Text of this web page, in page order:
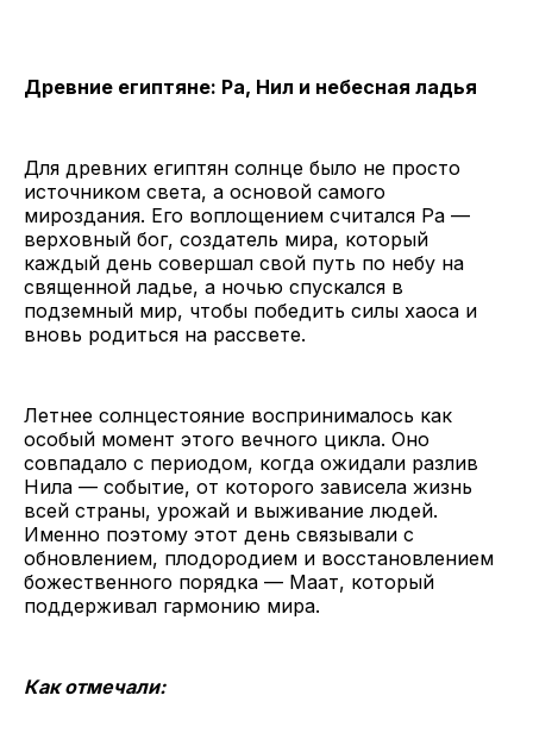
Древние египтяне: Ра, Нил и небесная ладья
Для древних египтян солнце было не просто
источником света, а основой самого
мироздания. Его воплощением считался Ра —
верховный бог, создатель мира, который
каждый день совершал свой путь по небу на
священной ладье, а ночью спускался в
подземный мир, чтобы победить силы хаоса и
вновь родиться на рассвете.
Летнее солнцестояние воспринималось как
особый момент этого вечного цикла. Оно
совпадало с периодом, когда ожидали разлив
Нила — событие, от которого зависела жизнь
всей страны, урожай и выживание людей.
Именно поэтому этот день связывали с
обновлением, плодородием и восстановлением
божественного порядка — Маат, который
поддерживал гармонию мира.
Как отмечали: